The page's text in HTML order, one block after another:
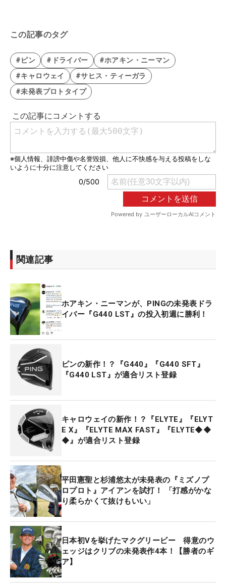
この記事のタグ
#ピン #ドライバー
#ホアキン・ニーマン
#キャロウェイ
#サヒス・ティーガラ
#未発表プロトタイプ
関連記事
ホアキン・ニーマンが、PINGの未発表ドラ
イバー『G440 LST』の投入初週に勝利！
ピンの新作！？『G440』『G440 SFT』
『G440 LST』が適合リスト登録
キャロウェイの新作！？『ELYTE』『ELYT
E X』『ELYTE MAX FAST』『ELYTE◆◆
◆』が適合リスト登録
平田憲聖と杉浦悠太が未発表の『ミズノプ
ロプロト』アイアンを試打！ 「打感がかな
り柔らかくて抜けもいい」
日本初Vを挙げたマクグリービー 得意のウ
ェッジはクリブの未発表作4本！【勝者のギ
ア】